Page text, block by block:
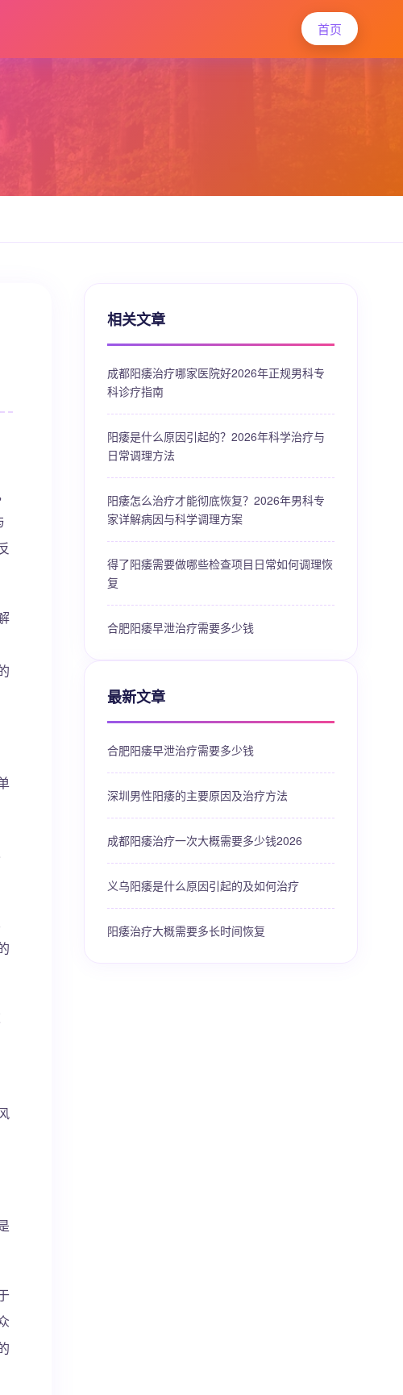
首页
相关文章
成都阳痿治疗哪家医院好2026年正规男科专
科诊疗指南
阳痿是什么原因引起的？2026年科学治疗与
日常调理方法
阳痿怎么治疗才能彻底恢复？2026年男科专
家详解病因与科学调理方案
得了阳痿需要做哪些检查项目日常如何调理恢
复
合肥阳痿早泄治疗需要多少钱
最新文章
合肥阳痿早泄治疗需要多少钱
深圳男性阳痿的主要原因及治疗方法
成都阳痿治疗一次大概需要多少钱2026
义乌阳痿是什么原因引起的及如何治疗
阳痿治疗大概需要多长时间恢复